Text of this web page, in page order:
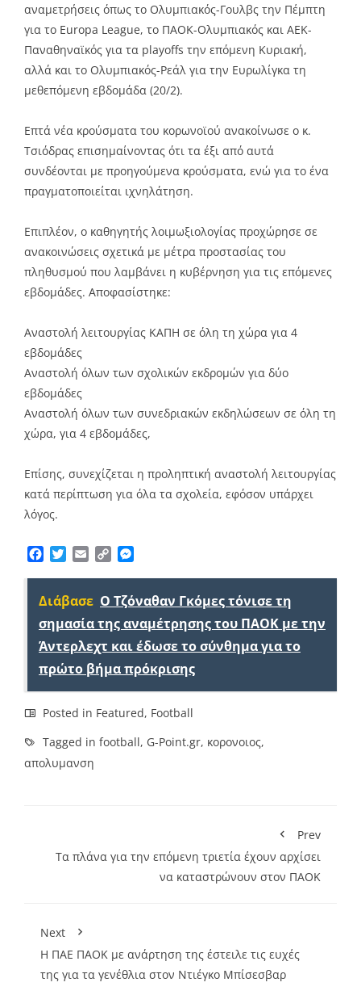
αναμετρήσεις όπως το Ολυμπιακός-Γουλβς την Πέμπτη
για το Europa League, το ΠΑΟΚ-Ολυμπιακός και ΑΕΚ-
Παναθηναϊκός για τα playoffs την επόμενη Κυριακή,
αλλά και το Ολυμπιακός-Ρεάλ για την Ευρωλίγκα τη
μεθεπόμενη εβδομάδα (20/2).
Επτά νέα κρούσματα του κορωνοϊού ανακοίνωσε ο κ.
Τσιόδρας επισημαίνοντας ότι τα έξι από αυτά
συνδέονται με προηγούμενα κρούσματα, ενώ για το ένα
πραγματοποιείται ιχνηλάτηση.
Επιπλέον, ο καθηγητής λοιμωξιολογίας προχώρησε σε
ανακοινώσεις σχετικά με μέτρα προστασίας του
πληθυσμού που λαμβάνει η κυβέρνηση για τις επόμενες
εβδομάδες. Αποφασίστηκε:
Αναστολή λειτουργίας ΚΑΠΗ σε όλη τη χώρα για 4
εβδομάδες
Αναστολή όλων των σχολικών εκδρομών για δύο
εβδομάδες
Αναστολή όλων των συνεδριακών εκδηλώσεων σε όλη τη
χώρα, για 4 εβδομάδες,
Επίσης, συνεχίζεται η προληπτική αναστολή λειτουργίας
κατά περίπτωση για όλα τα σχολεία, εφόσον υπάρχει
λόγος.
Facebook
TwitterEmailCopy
Διάβασε Ο Τζόναθαν Γκόμες τόνισε τη
σημασία της αναμέτρησης του ΠΑΟΚ με την
Άντερλεχτ και έδωσε το σύνθημα για το
πρώτο βήμα πρόκρισης
Posted in Featured, Football
Tagged in football, G-Point.gr, κορονοιος,
απολυμανση
Prev
Τα πλάνα για την επόμενη τριετία έχουν αρχίσει
να καταστρώνουν στον ΠΑΟΚ
Next
Η ΠΑΕ ΠΑΟΚ με ανάρτηση της έστειλε τις ευχές
της για τα γενέθλια στον Ντιέγκο Μπίσεσβαρ